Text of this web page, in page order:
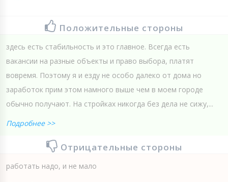
Положительные стороны
здесь есть стабильность и это главное. Всегда есть
вакансии на разные объекты и право выбора, платят
вовремя. Поэтому я и езду не особо далеко от дома но
заработок прим этом намного выше чем в моем городе
обычно получают. На стройках никогда без дела не сижу,...
Подробнее >>
Отрицательные стороны
работать надо, и не мало